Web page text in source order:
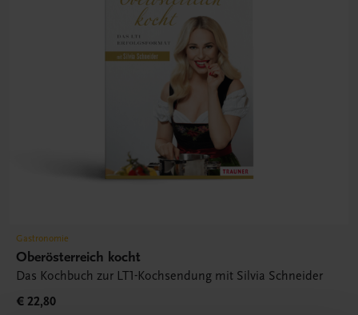
Gastronomie
Oberösterreich kocht
Das Kochbuch zur LT1-Kochsendung mit Silvia Schneider
€ 22,80